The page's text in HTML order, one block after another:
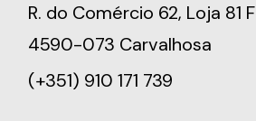
R. do Comércio 62, Loja 81 F
4590-073 Carvalhosa
(+351) 910 171 739